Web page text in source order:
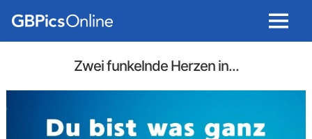
Menu
Zwei funkelnde Herzen in...